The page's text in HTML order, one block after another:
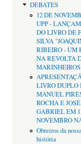
DEBATES
12 DE
UPP -
DO LIVRO DE
SILVA
RIBEIRO - UM
NA REVOLTA
MARINHEIROS
LIVRO DUPLO
MANUEL
ROCHA E JOSÉ
GABRIEL EM
NOVEMBRO
Obreiros da
história